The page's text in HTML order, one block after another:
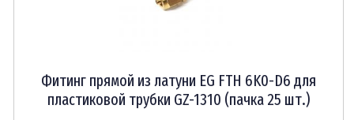
Фитинг прямой из латуни EG FTH 6K0-D6 для
пластиковой трубки GZ-1310 (пачка 25 шт.)